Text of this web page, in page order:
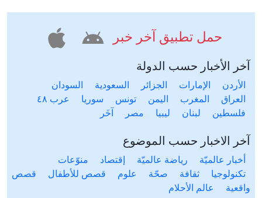
حمل تطبيق آخر خبر
آخر الأخبار حسب الدولة
الأردن الإمارات الجزائر السعودية
السودان
العراق
المغرب اليمن تونس سوريا
عرب ٤٨
فلسطين
لبنان ليبيا مصر آخَر
آخر الاخبار حسب الموضوع
أخبار عالميّة رياضة عالميّة إقتصاد
منوّعات
تكنولوجيا
ثقافة صحّة علوم قصص للأطفال
قصص
واقعية
عالم الأحلام